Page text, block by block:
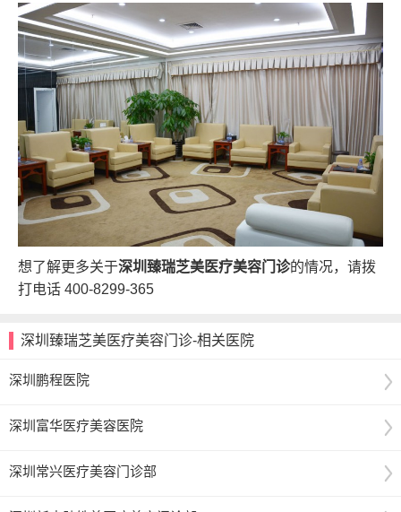
想了解更多关于深圳臻瑞芝美医疗美容门诊的情况，请拨
打电话 400-8299-365
深圳臻瑞芝美医疗美容门诊-相关医院
深圳鹏程医院
深圳富华医疗美容医院
深圳常兴医疗美容门诊部